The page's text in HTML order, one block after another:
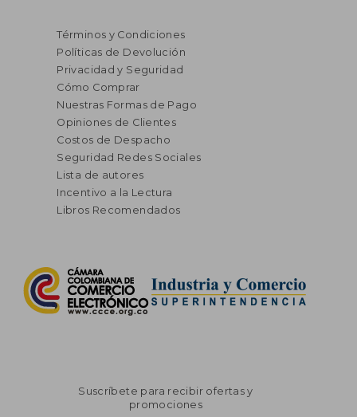
Términos y Condiciones
Políticas de Devolución
Privacidad y Seguridad
Cómo Comprar
Nuestras Formas de Pago
Opiniones de Clientes
Costos de Despacho
Seguridad Redes Sociales
Lista de autores
Incentivo a la Lectura
Libros Recomendados
Suscríbete para recibir ofertas y
promociones